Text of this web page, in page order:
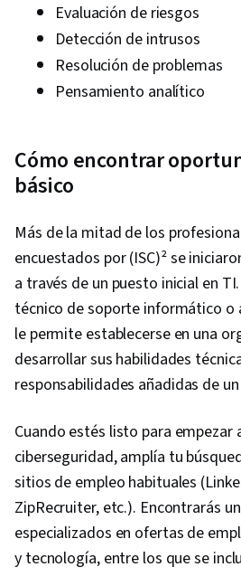
Information
Systems, File
Management, User
(Computing),
Administration,
Import/Export,
Computer
Development, Firewall,
Network Architecture,
Private Networks
Networking, Network
Vulnerability
Framework,
Strategy, MITRE
Management, Identity
Risk Management,
Application Security
Analysis, System
Evaluación de riesgos
Detección de intrusos
Resolución de problemas
Pensamiento analítico
Cómo encontrar
básico
Más de la mitad de los
encuestados por (ISC)² se
a través de un puesto inicial en
técnico de soporte informático o
le permite establecerse en una
desarrollar sus habilidades
responsabilidades añadidas de
Cuando estés listo para empezar
ciberseguridad, amplía tu
sitios de empleo habituales
ZipRecruiter, etc.). Encontrarás
especializados en ofertas de
y tecnología, entre los que se